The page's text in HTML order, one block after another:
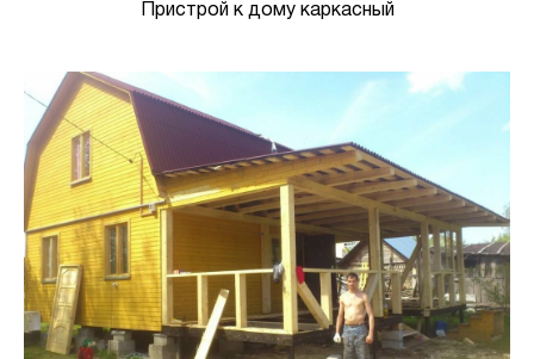
Пристрой к дому каркасный